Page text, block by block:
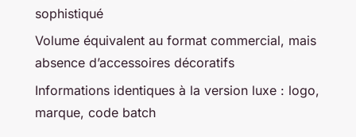
sophistiqué
Volume équivalent au format commercial, mais
absence d’accessoires décoratifs
Informations identiques à la version luxe : logo,
marque, code batch